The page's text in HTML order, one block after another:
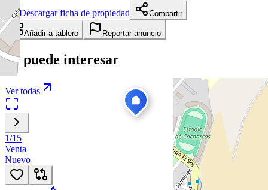
Descargar ficha de propiedad
Compartir
Añadir a tablero Reportar anuncio
Te puede interesar
Ver todas
1/15
Venta
Nuevo